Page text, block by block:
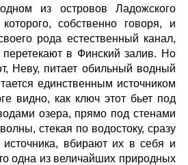
из островов Ладожского
собственно говоря, и
рода естественный канал,
в Финский залив. Но
Неву, питает обильный водный
единственным источником
видно, как ключ этот бьет под
озера, прямо под стенами
стекая по водостоку, сразу
вбирают их в себя и
одна из величайших природных